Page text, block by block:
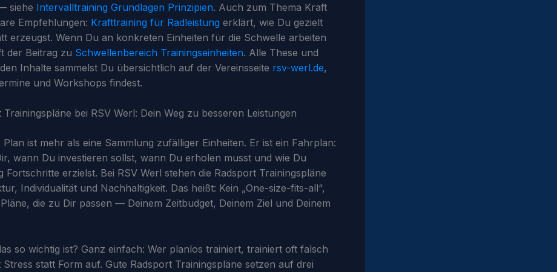
siehe Intervalltraining Grundlagen Prinzipien. Auch zum Thema Kraft
Empfehlungen: Krafttraining für Radleistung erklärt, wie Du gezielt
erzeugst. Wenn Du an konkreten Einheiten für die Schwelle arbeiten
der Beitrag zu Schwellenbereich Trainingseinheiten. Alle These und
Inhalte sammelst Du übersichtlich auf der Vereinsseite rsv-werl.de,
und Workshops findest.
Trainingspläne bei RSV Werl: Dein Weg zu besseren Leistungen
Plan ist mehr als eine Sammlung zufälliger Einheiten. Er ist ein Fahrplan:
wann Du investieren sollst, wann Du erholen musst und wie Du
Fortschritte erzielst. Bei RSV Werl stehen die Radsport Trainingspläne
Individualität und Nachhaltigkeit. Das heißt: Kein „One-size-fits-all“,
die zu Dir passen — Deinem Zeitbudget, Deinem Ziel und Deinem
so wichtig ist? Ganz einfach: Wer planlos trainiert, trainiert oft falsch
Stress statt Form auf. Gute Radsport Trainingspläne setzen auf drei